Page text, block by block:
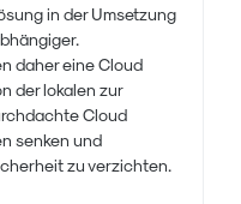
in der Umsetzung
daher eine Cloud
der lokalen zur
Cloud
senken und
zu verzichten.